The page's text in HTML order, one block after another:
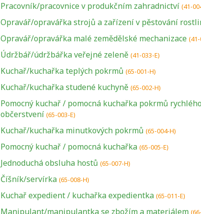
Pracovník/pracovnice v produkčním zahradnictví (41-
Opravář/opravářka strojů a zařízení v pěstování
Opravář/opravářka malé zemědělské mechanizace
Údržbář/údržbářka veřejné zeleně (41-033-E)
Kuchař/kuchařka teplých pokrmů (65-001-H)
Kuchař/kuchařka studené kuchyně (65-002-H)
Pomocný kuchař / pomocná kuchařka pokrmů rychlého
občerstvení (65-003-E)
Kuchař/kuchařka minutkových pokrmů (65-004-H)
Pomocný kuchař / pomocná kuchařka (65-005-E)
Jednoduchá obsluha hostů (65-007-H)
Číšník/servírka (65-008-H)
Kuchař expedient / kuchařka expedientka (65-011-E)
Manipulant/manipulantka se zbožím a materiálem